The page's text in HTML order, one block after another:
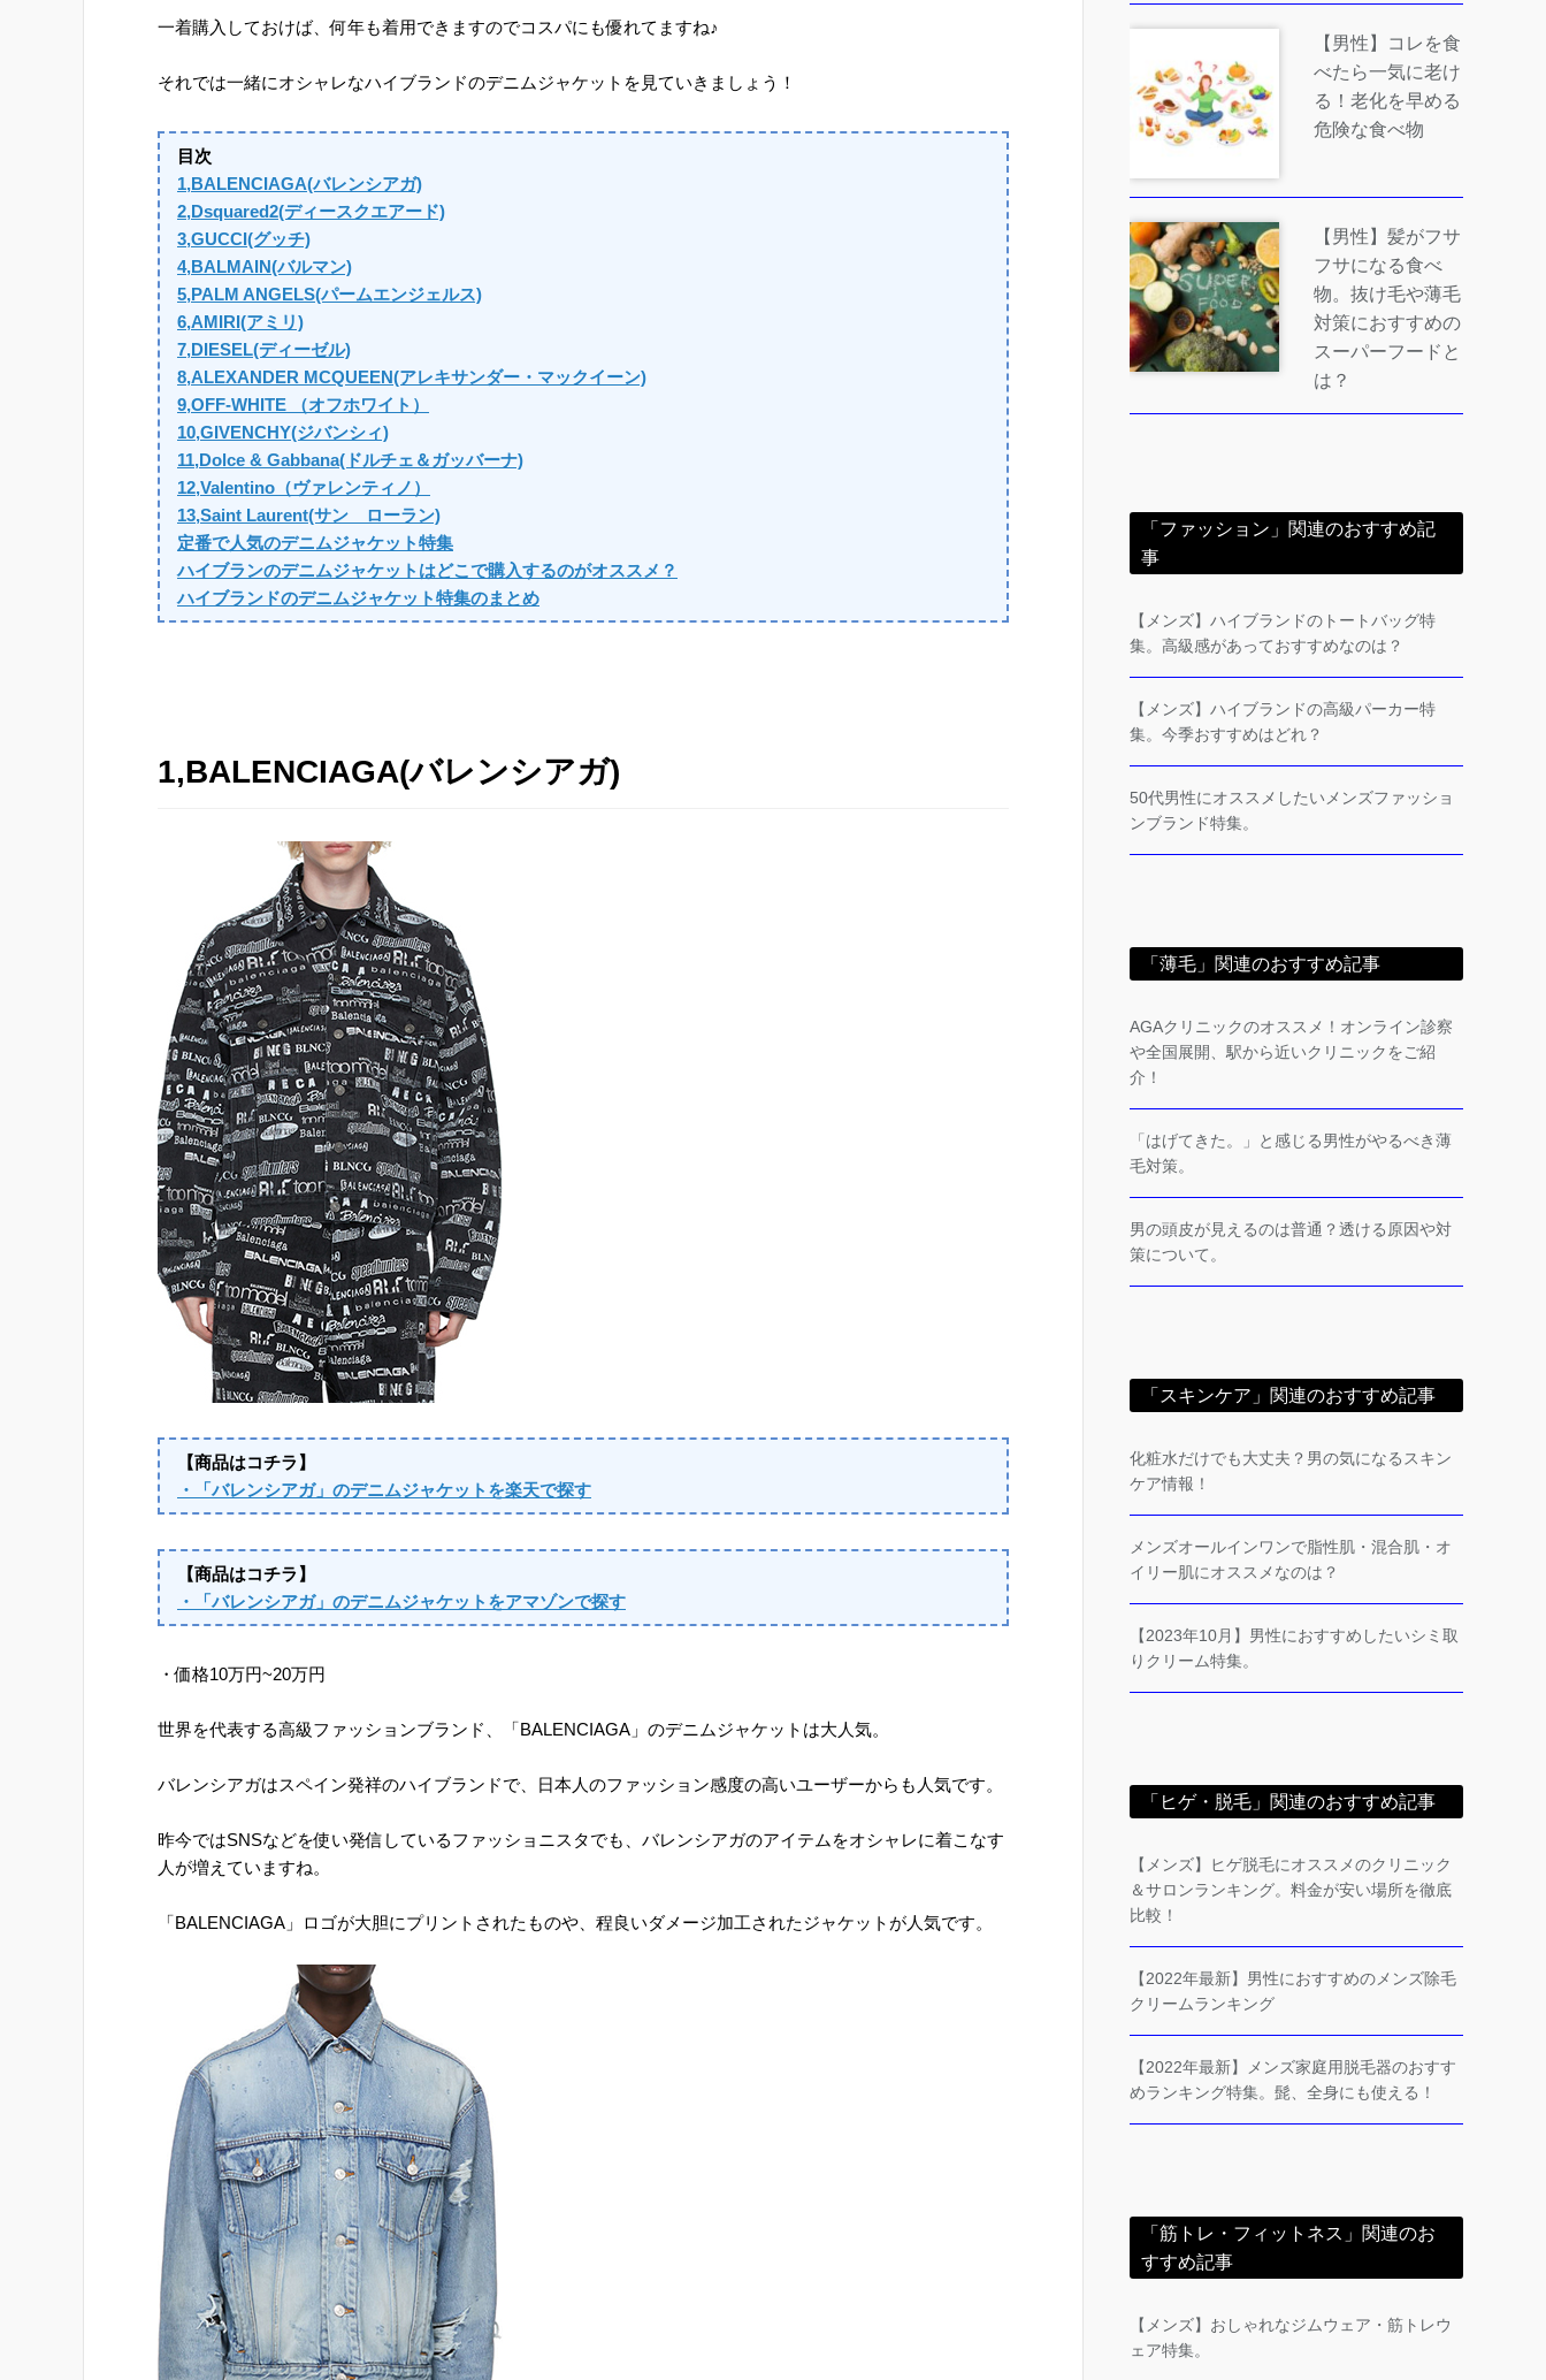
一着購入しておけば、何年も着用できますのでコスパにも優れてますね♪
それでは一緒にオシャレなハイブランドのデニムジャケットを見ていきましょう！
目次
1,BALENCIAGA(バレンシアガ)
2,Dsquared2(ディースクエアード)
3,GUCCI(グッチ)
4,BALMAIN(バルマン)
5,PALM ANGELS(パームエンジェルス)
6,AMIRI(アミリ)
7,DIESEL(ディーゼル)
8,ALEXANDER MCQUEEN(アレキサンダー・マックイーン)
9,OFF-WHITE （オフホワイト）
10,GIVENCHY(ジバンシィ)
11,Dolce & Gabbana(ドルチェ＆ガッバーナ)
12,Valentino（ヴァレンティノ）
13,Saint Laurent(サン ローラン)
定番で人気のデニムジャケット特集
ハイブランのデニムジャケットはどこで購入するのがオススメ？
ハイブランドのデニムジャケット特集のまとめ
1,BALENCIAGA(バレンシアガ)
【商品はコチラ】
・「バレンシアガ」のデニムジャケットを楽天で探す
【商品はコチラ】
・「バレンシアガ」のデニムジャケットをアマゾンで探す
・価格10万円~20万円
世界を代表する高級ファッションブランド、「BALENCIAGA」のデニムジャケットは大人気。
バレンシアガはスペイン発祥のハイブランドで、日本人のファッション感度の高いユーザーからも人気です。
昨今ではSNSなどを使い発信しているファッショニスタでも、バレンシアガのアイテムをオシャレに着こなす
人が増えていますね。
「BALENCIAGA」ロゴが大胆にプリントされたものや、程良いダメージ加工されたジャケットが人気です。
【男性】コレを食
べたら一気に老け
る！老化を早める
危険な食べ物
【男性】髪がフサ
フサになる食べ
物。抜け毛や薄毛
対策におすすめの
スーパーフードと
は？
「ファッション」関連のおすすめ記
事
【メンズ】ハイブランドのトートバッグ特
集。高級感があっておすすめなのは？
【メンズ】ハイブランドの高級パーカー特
集。今季おすすめはどれ？
50代男性にオススメしたいメンズファッショ
ンブランド特集。
「薄毛」関連のおすすめ記事
AGAクリニックのオススメ！オンライン診察
や全国展開、駅から近いクリニックをご紹
介！
「はげてきた。」と感じる男性がやるべき薄
毛対策。
男の頭皮が見えるのは普通？透ける原因や対
策について。
「スキンケア」関連のおすすめ記事
化粧水だけでも大丈夫？男の気になるスキン
ケア情報！
メンズオールインワンで脂性肌・混合肌・オ
イリー肌にオススメなのは？
【2023年10月】男性におすすめしたいシミ取
りクリーム特集。
「ヒゲ・脱毛」関連のおすすめ記事
【メンズ】ヒゲ脱毛にオススメのクリニック
＆サロンランキング。料金が安い場所を徹底
比較！
【2022年最新】男性におすすめのメンズ除毛
クリームランキング
【2022年最新】メンズ家庭用脱毛器のおすす
めランキング特集。髭、全身にも使える！
「筋トレ・フィットネス」関連のお
すすめ記事
【メンズ】おしゃれなジムウェア・筋トレウ
ェア特集。